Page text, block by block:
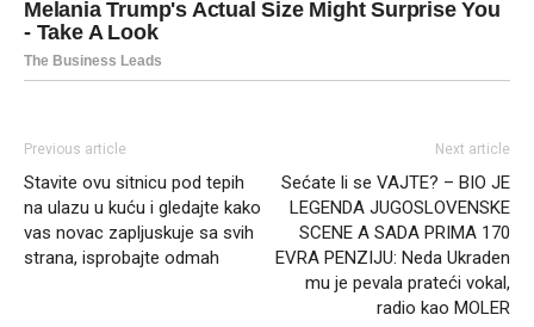
Previous article
Stavite ovu sitnicu pod tepih
na ulazu u kuću i gledajte kako
vas novac zapljuskuje sa svih
strana, isprobajte odmah
Next article
Sećate li se VAJTE? – BIO JE
LEGENDA JUGOSLOVENSKE
SCENE A SADA PRIMA 170
EVRA PENZIJU: Neda Ukraden
mu je pevala prateći vokal,
radio kao MOLER